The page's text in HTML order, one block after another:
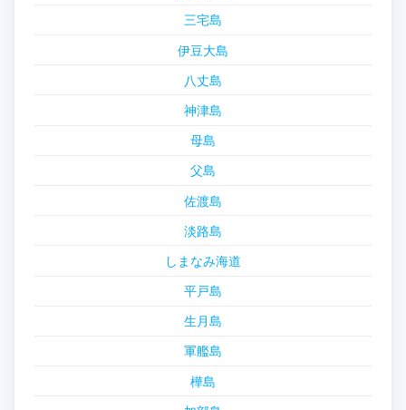
三宅島
伊豆大島
八丈島
神津島
母島
父島
佐渡島
淡路島
しまなみ海道
平戸島
生月島
軍艦島
樺島